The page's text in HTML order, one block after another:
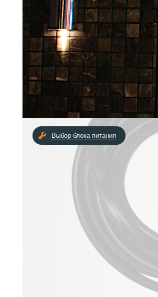
Выбор блока питания